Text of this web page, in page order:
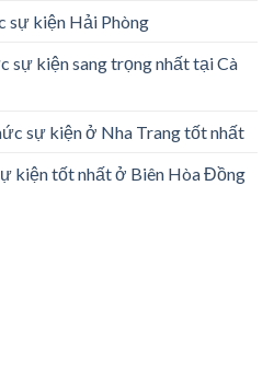
sự kiện Hải Phòng
sự kiện sang trọng nhất tại Cà
sự kiện ở Nha Trang tốt nhất
kiện tốt nhất ở Biên Hòa Đồng